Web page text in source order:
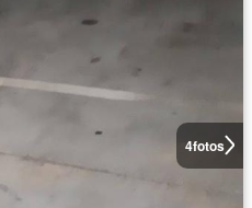
4fotos